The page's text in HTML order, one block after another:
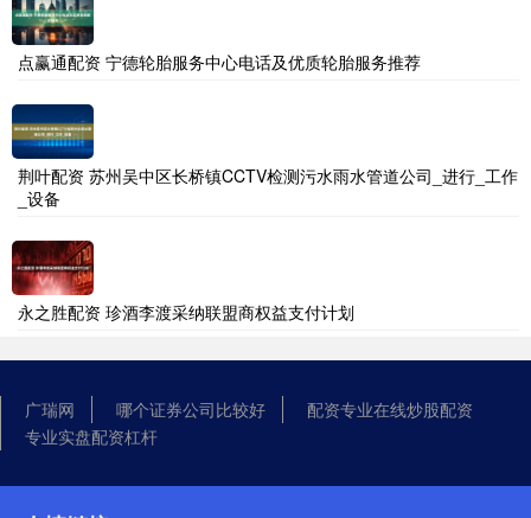
点赢通配资 宁德轮胎服务中心电话及优质轮胎服务推荐
荆叶配资 苏州吴中区长桥镇CCTV检测污水雨水管道公司_进行_工作
_设备
永之胜配资 珍酒李渡采纳联盟商权益支付计划
广瑞网 哪个证券公司比较好
配资专业在线炒股配资
专业实盘配资杠杆